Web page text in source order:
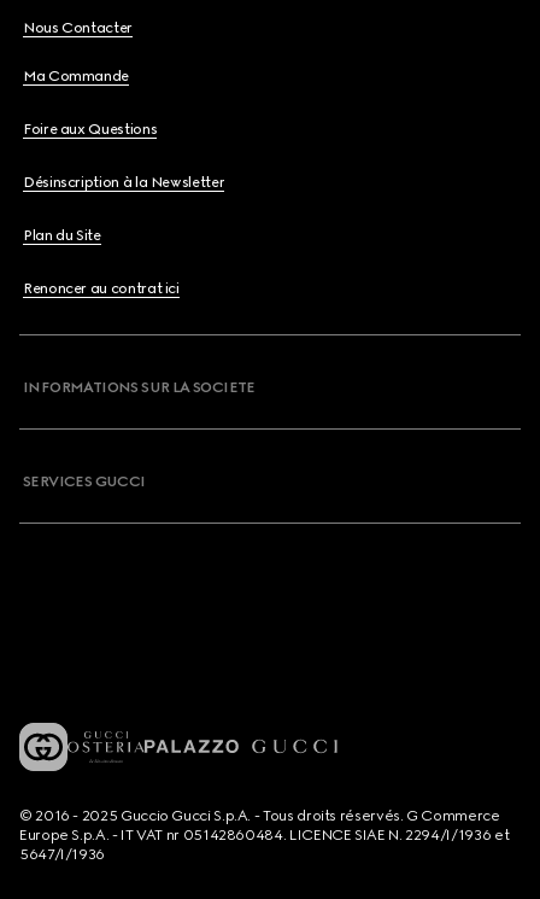
Nous Contacter
Ma Commande
Foire aux Questions
Désinscription à la Newsletter
Plan du Site
Renoncer au contrat ici
INFORMATIONS SUR LA SOCIETE
SERVICES GUCCI
© 2016 - 2025 Guccio Gucci S.p.A. - Tous droits réservés. G Commerce
Europe S.p.A. - IT VAT nr 05142860484. LICENCE SIAE N. 2294/I/1936 et
5647/I/1936